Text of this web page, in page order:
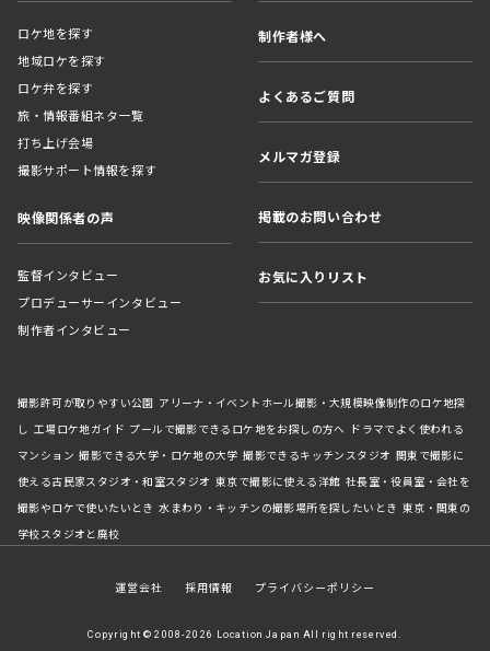
ロケ地を探す
地域ロケを探す
ロケ弁を探す
旅・情報番組ネタ一覧
打ち上げ会場
撮影サポート情報を探す
映像関係者の声
監督インタビュー
プロデューサーインタビュー
制作者インタビュー
制作者様へ
よくあるご質問
メルマガ登録
掲載のお問い合わせ
お気に入りリスト
撮影許可が取りやすい公園 アリーナ・イベントホール撮影・大規模映像制作のロケ地探
し 工場ロケ地ガイド プールで撮影できるロケ地をお探しの方へ ドラマでよく使われる
マンション 撮影できる大学・ロケ地の大学 撮影できるキッチンスタジオ 関東で撮影に
使える古民家スタジオ・和室スタジオ 東京で撮影に使える洋館 社長室・役員室・会社を
撮影やロケで使いたいとき 水まわり・キッチンの撮影場所を探したいとき 東京・関東の
学校スタジオと廃校
運営会社 採用情報 プライバシーポリシー
Copyright © 2008-2026 Location Japan All right reserved.